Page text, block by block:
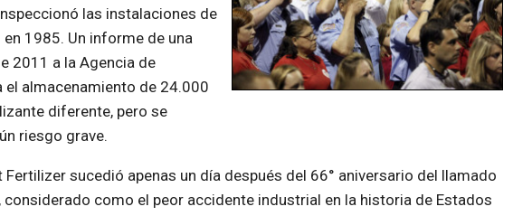
las instalaciones de
1985. Un informe de una
2011 a la Agencia de
almacenamiento de 24.000
diferente, pero se
riesgo grave.
sucedió apenas un día después del 66° aniversario del llamado
considerado como el peor accidente industrial en la historia de Estados